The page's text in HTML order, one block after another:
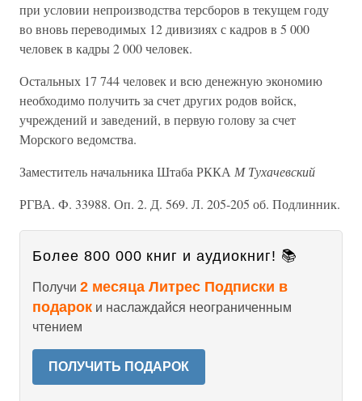
при условии непроизводства терсборов в текущем году
во вновь переводимых 12 дивизиях с кадров в 5 000
человек в кадры 2 000 человек.
Остальных 17 744 человек и всю денежную экономию
необходимо получить за счет других родов войск,
учреждений и заведений, в первую голову за счет
Морского ведомства.
Заместитель начальника Штаба РККА М Тухачевский
РГВА. Ф. 33988. Оп. 2. Д. 569. Л. 205-205 об. Подлинник.
Более 800 000 книг и аудиокниг! 📚
Получи 2 месяца Литрес Подписки в
подарок и наслаждайся неограниченным
чтением
ПОЛУЧИТЬ ПОДАРОК